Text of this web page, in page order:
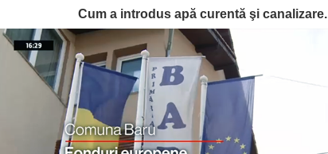
Cum a introdus apă curentă şi canalizare.